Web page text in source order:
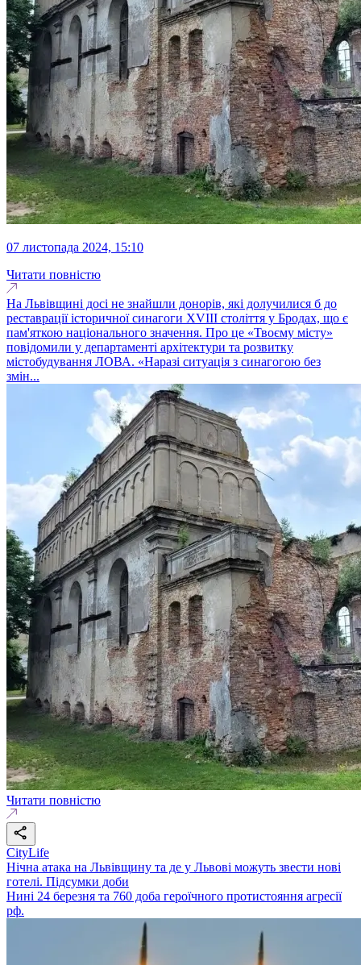
07 листопада 2024, 15:10
Читати повністю
На Львівщині досі не знайшли донорів, які долучилися б до
реставрації історичної синагоги XVIII століття у Бродах, що є
пам'яткою національного значення. Про це «Твоєму місту»
повідомили у департаменті архітектури та розвитку
містобудування ЛОВА. «Наразі ситуація з синагогою без
змін...
Читати повністю
CityLife
Нічна атака на Львівщину та де у Львові можуть звести нові
готелі. Підсумки доби
Нині 24 березня та 760 доба героїчного протистояння агресії
рф.